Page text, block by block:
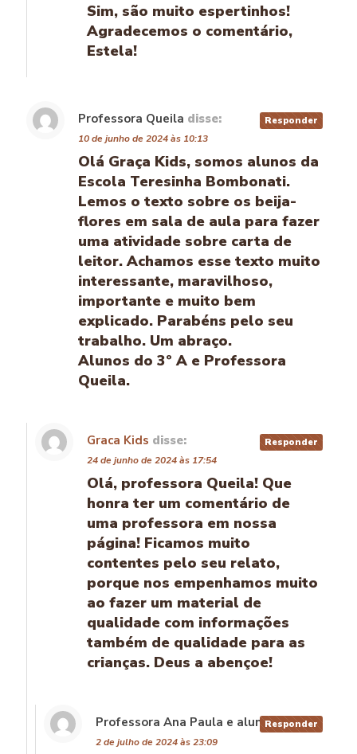
Sim, são muito espertinhos!
Agradecemos o comentário,
Estela!
Professora Queila disse:
10 de junho de 2024 às 10:13
Olá Graça Kids, somos alunos da
Escola Teresinha Bombonati.
Lemos o texto sobre os beija-
flores em sala de aula para fazer
uma atividade sobre carta de
leitor. Achamos esse texto muito
interessante, maravilhoso,
importante e muito bem
explicado. Parabéns pelo seu
trabalho. Um abraço.
Alunos do 3º A e Professora
Queila.
Responder
Graca Kids disse:
24 de junho de 2024 às 17:54
Olá, professora Queila! Que
honra ter um comentário de
uma professora em nossa
página! Ficamos muito
contentes pelo seu relato,
porque nos empenhamos muito
ao fazer um material de
qualidade com informações
também de qualidade para as
crianças. Deus a abençoe!
Responder
Professora Ana Paula e alunos disse:
2 de julho de 2024 às 23:09
Responder